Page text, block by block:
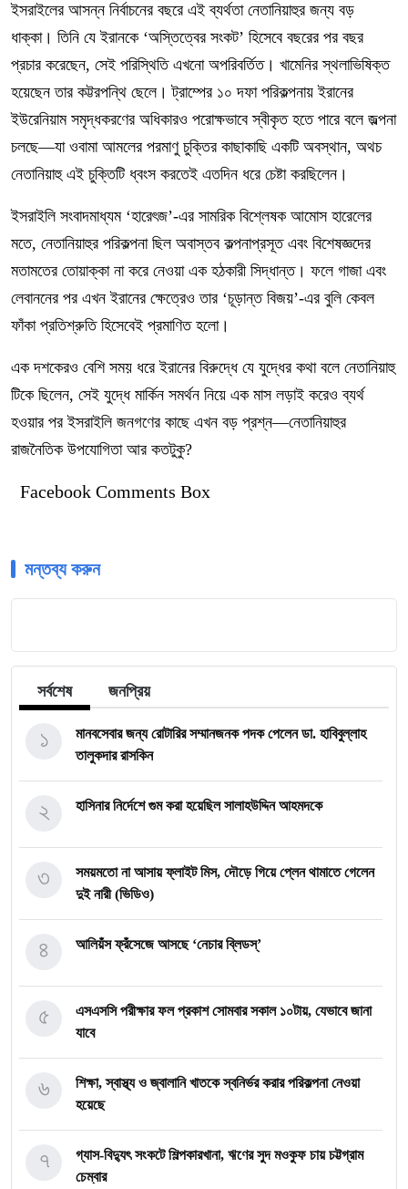
ইসরাইলের আসন্ন নির্বাচনের বছরে এই ব্যর্থতা নেতানিয়াহুর জন্য বড়
ধাক্কা। তিনি যে ইরানকে ‘অস্তিত্বের সংকট’ হিসেবে বছরের পর বছর
প্রচার করেছেন, সেই পরিস্থিতি এখনো অপরিবর্তিত। খামেনির স্থলাভিষিক্ত
হয়েছেন তার কট্টরপন্থি ছেলে। ট্রাম্পের ১০ দফা পরিকল্পনায় ইরানের
ইউরেনিয়াম সমৃদ্ধকরণের অধিকারও পরোক্ষভাবে স্বীকৃত হতে পারে বলে জল্পনা
চলছে—যা ওবামা আমলের পরমাণু চুক্তির কাছাকাছি একটি অবস্থান, অথচ
নেতানিয়াহু এই চুক্তিটি ধ্বংস করতেই এতদিন ধরে চেষ্টা করছিলেন।
ইসরাইলি সংবাদমাধ্যম ‘হারেৎজ’-এর সামরিক বিশ্লেষক আমোস হারেলের
মতে, নেতানিয়াহুর পরিকল্পনা ছিল অবাস্তব কল্পনাপ্রসূত এবং বিশেষজ্ঞদের
মতামতের তোয়াক্কা না করে নেওয়া এক হঠকারী সিদ্ধান্ত। ফলে গাজা এবং
লেবাননের পর এখন ইরানের ক্ষেত্রেও তার ‘চূড়ান্ত বিজয়’-এর বুলি কেবল
ফাঁকা প্রতিশ্রুতি হিসেবেই প্রমাণিত হলো।
এক দশকেরও বেশি সময় ধরে ইরানের বিরুদ্ধে যে যুদ্ধের কথা বলে নেতানিয়াহু
টিকে ছিলেন, সেই যুদ্ধে মার্কিন সমর্থন নিয়ে এক মাস লড়াই করেও ব্যর্থ
হওয়ার পর ইসরাইলি জনগণের কাছে এখন বড় প্রশ্ন—নেতানিয়াহুর
রাজনৈতিক উপযোগিতা আর কতটুকু?
Facebook Comments Box
মন্তব্য করুন
সর্বশেষ জনপ্রিয়
মানবসেবার জন্য রোটারির সম্মানজনক পদক পেলেন ডা. হাবিবুল্লাহ
তালুকদার রাসকিন
১
হাসিনার নির্দেশে গুম করা হয়েছিল সালাহউদ্দিন আহমদকে
২
সময়মতো না আসায় ফ্লাইট মিস, দৌড়ে গিয়ে প্লেন থামাতে গেলেন
দুই নারী (ভিডিও)
৩
আলিয়ঁস ফ্রঁসেজে আসছে ‘নেচার ব্লিডস্’
৪
এসএসসি পরীক্ষার ফল প্রকাশ সোমবার সকাল ১০টায়, যেভাবে জানা
যাবে
৫
শিক্ষা, স্বাস্থ্য ও জ্বালানি খাতকে স্বনির্ভর করার পরিকল্পনা নেওয়া
হয়েছে
৬
গ্যাস-বিদ্যুৎ সংকটে শিল্পকারখানা, ঋণের সুদ মওকুফ চায় চট্টগ্রাম
চেম্বার
৭